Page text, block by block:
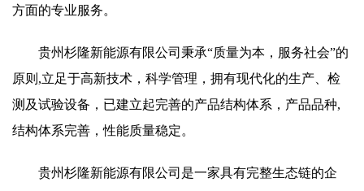
方面的专业服务。
贵州杉隆新能源有限公司秉承“质量为本，服务社会”的
原则,立足于高新技术，科学管理，拥有现代化的生产、检
测及试验设备，已建立起完善的产品结构体系，产品品种,
结构体系完善，性能质量稳定。
贵州杉隆新能源有限公司是一家具有完整生态链的企